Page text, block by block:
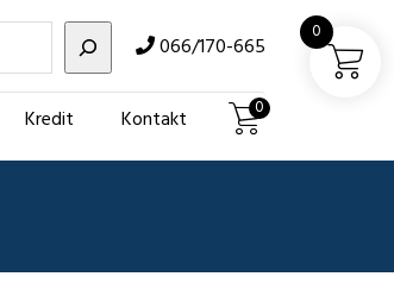
066/170-665
Kredit Kontakt 0
0